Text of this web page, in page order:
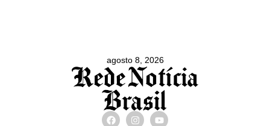
agosto 8, 2026